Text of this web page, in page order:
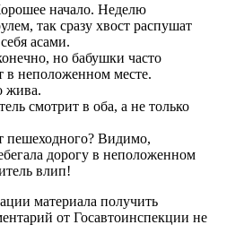
начало. Неделю
так сразу хвост распушат
асами.
но бабушки часто
в неположенном месте.
жива.
смотрит в оба, а не только
пешеходного? Видимо,
дорогу в неположенном
влип!
материала получить
от Госавтоинспекции не